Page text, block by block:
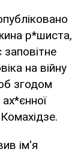
р*шиста,
на війну
згодом
ім'я